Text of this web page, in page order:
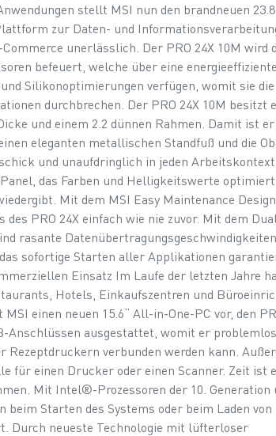
stellt MSI nun den brandneuen
zur Daten- und
unerlässlich. Der PRO 24X 10M wird
befeuert, welche über eine energieeffiziente
Silikonoptimierungen verfügen, womit sie die
durchbrechen. Der PRO 24X 10M besitzt
und einem 2.2 dünnen Rahmen. Damit ist er
eleganten metallischen Standfuß und die
und unaufdringlich in jeden
das Farben und Helligkeitswerte
Mit dem MSI Easy Maintenance
des PRO 24X einfach wie nie zuvor. Mit dem
rasante
sofortige Starten aller Applikationen
Einsatz Im Laufe der letzten Jahre
Hotels, Einkaufszentren und
einen neuen 15.6“ All-in-One-PC vor, den
Anschlüssen ausgestattet, womit er
Rezeptdruckern verbunden werden kann.
für einen Drucker oder einen Scanner. Zeit ist
Mit Intel®-Prozessoren der 10. Generation
beim Starten des Systems oder beim Laden von
Durch neueste Technologie mit lüfterloser